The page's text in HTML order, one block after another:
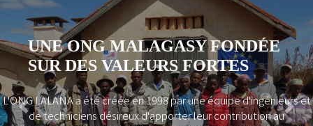
et
NOS OBJECTIFS
Augmentation de la mobilité en zone rurale
Rentabilisation des investissements en
Contribution à la reconstitution du patrimoine routier
malgache
Soutien aux initiatives locales en faveur de la
pauvreté
Previous Next